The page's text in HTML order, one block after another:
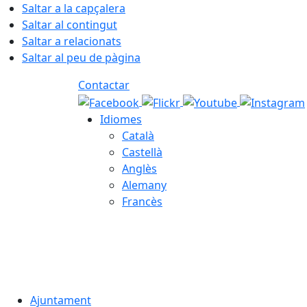
Saltar a la capçalera
Saltar al contingut
Saltar a relacionats
Saltar al peu de pàgina
Contactar
Idiomes
Català
Castellà
Anglès
Alemany
Francès
Ajuntament